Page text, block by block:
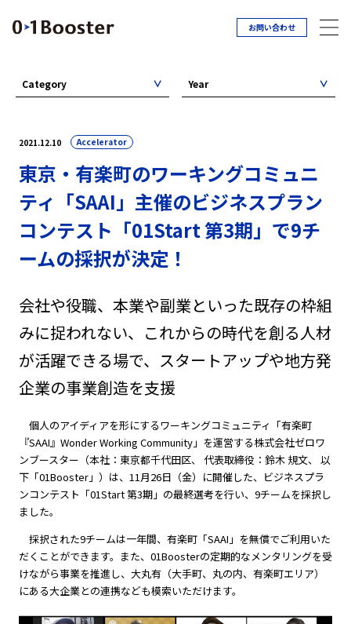
お問い合わせ
2021.12.10 Accelerator
東京・有楽町のワーキングコミュニ
ティ「SAAI」主催のビジネスプラン
コンテスト「01Start 第3期」で9チ
ームの採択が決定！
会社や役職、本業や副業といった既存の枠組
みに捉われない、これからの時代を創る人材
が活躍できる場で、スタートアップや地方発
企業の事業創造を支援
個人のアイディアを形にするワーキングコミュニティ「有楽町
『SAAI』Wonder Working Community」を運営する株式会社ゼロワ
ンブースター（本社：東京都千代田区、 代表取締役：鈴木 規文、 以
下「01Booster」）は、11月26日（金）に開催した、ビジネスプラ
ンコンテスト「01Start 第3期」の最終選考を行い、9チームを採択し
ました。
採択された9チームは一年間、有楽町「SAAI」を無償でご利用いた
だくことができます。また、01Boosterの定期的なメンタリングを受
けながら事業を推進し、大丸有（大手町、丸の内、有楽町エリア）
にある大企業との連携なども模索いただけます。
Category Year